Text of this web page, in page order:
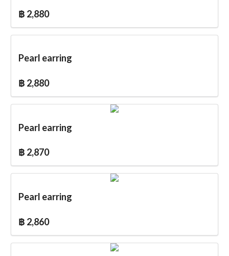
฿ 2,880
Pearl earring
฿ 2,880
Pearl earring
฿ 2,870
Pearl earring
฿ 2,860